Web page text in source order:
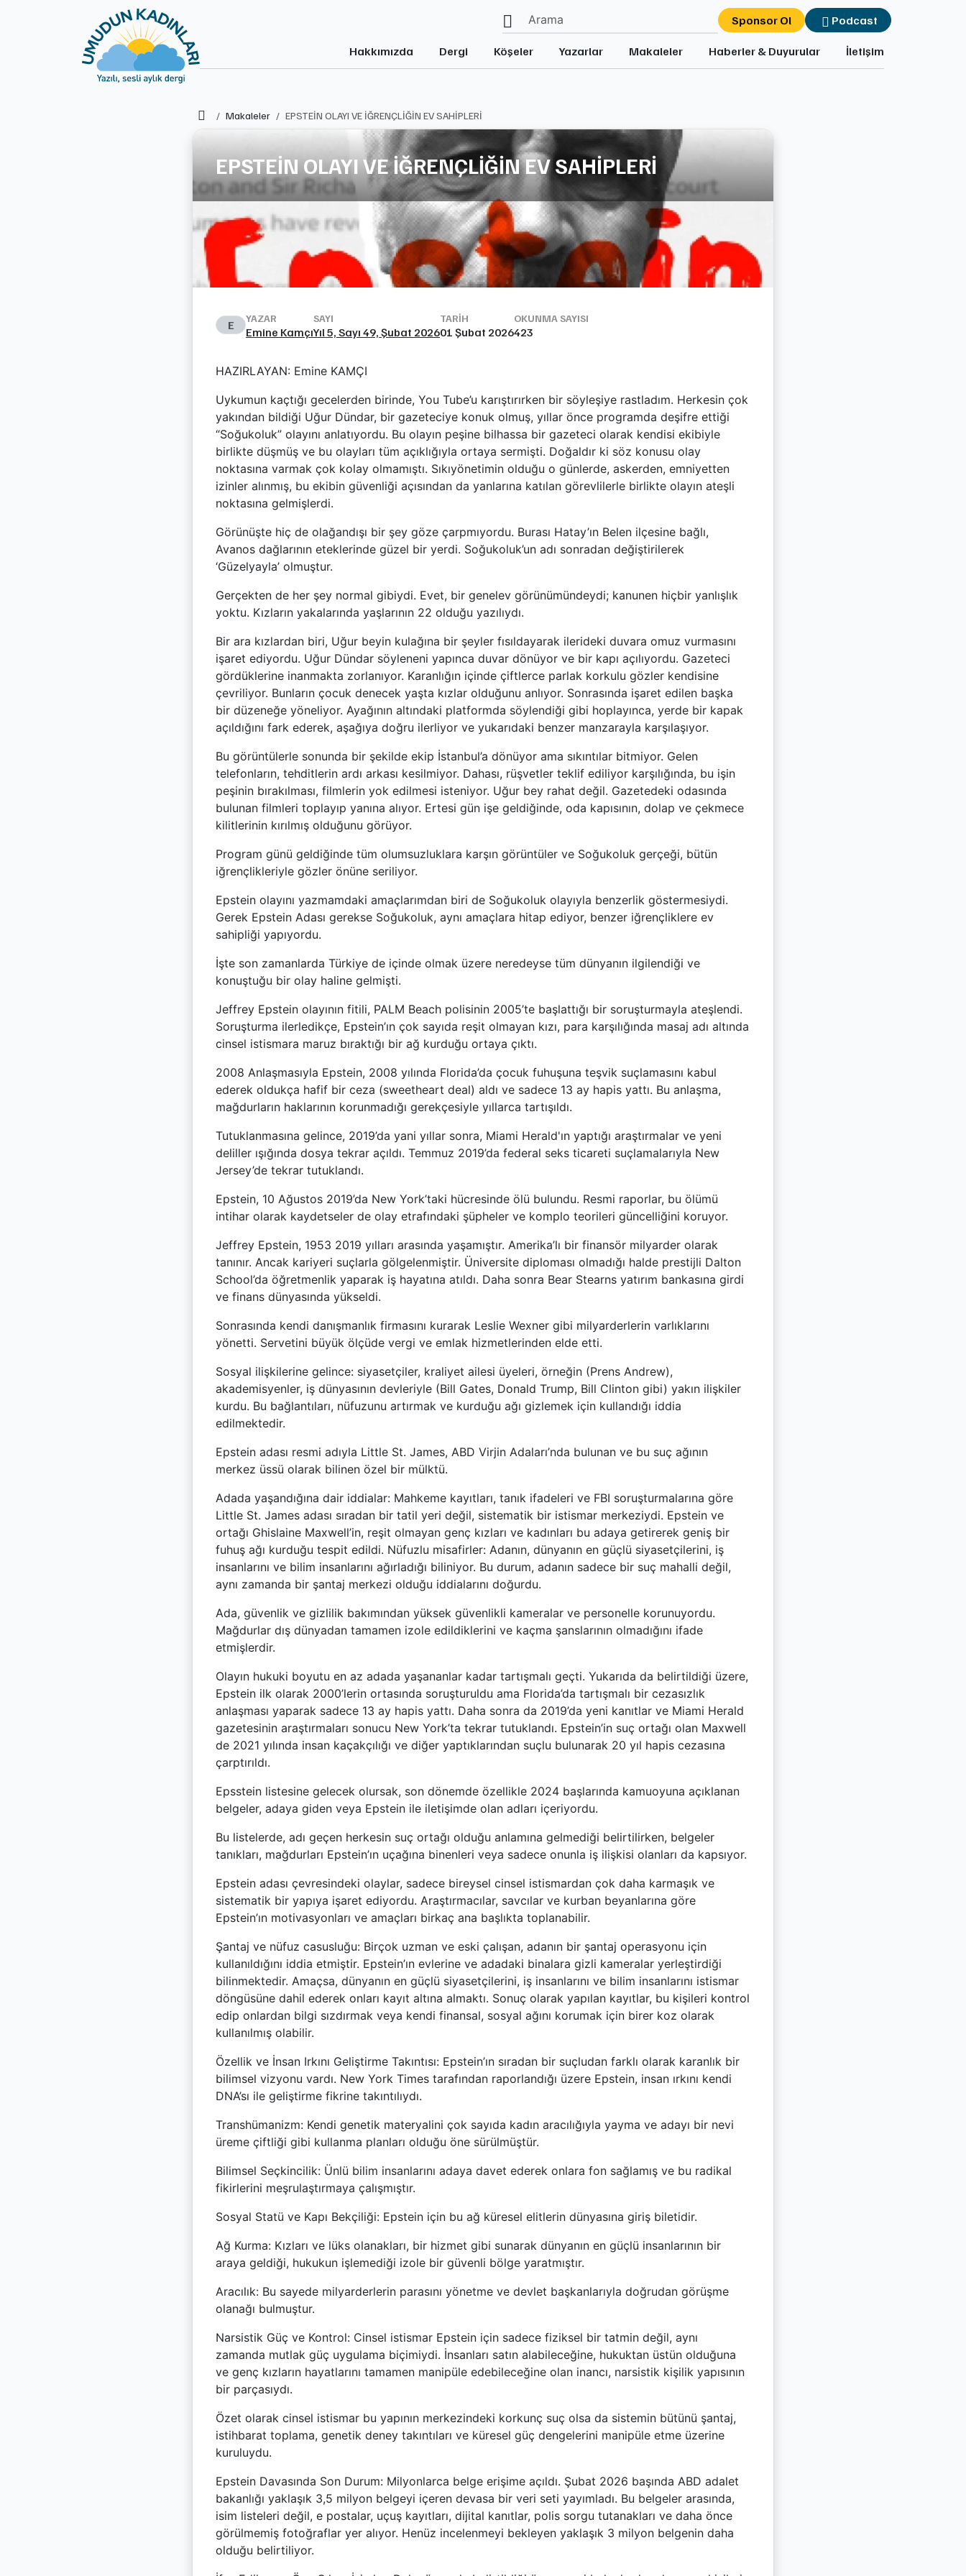
Sponsor Ol Podcast
Hakkımızda Dergi Köşeler Yazarlar Makaleler Haberler & Duyurular İletişim
Ana SayfaMakaleler EPSTEİN OLAYI VE İĞRENÇLİĞİN EV SAHİPLERİ
EPSTEİN OLAYI VE İĞRENÇLİĞİN EV SAHİPLERİ
E YAZAR
Emine Kamçı
SAYI
Yıl 5, Sayı 49, Şubat 2026
TARIH
01 Şubat 2026
OKUNMA SAYISI
423
HAZIRLAYAN: Emine KAMÇI
Uykumun kaçtığı gecelerden birinde, You Tube’u karıştırırken bir söyleşiye rastladım. Herkesin çok
yakından bildiği Uğur Dündar, bir gazeteciye konuk olmuş, yıllar önce programda deşifre ettiği
“Soğukoluk” olayını anlatıyordu. Bu olayın peşine bilhassa bir gazeteci olarak kendisi ekibiyle
birlikte düşmüş ve bu olayları tüm açıklığıyla ortaya sermişti. Doğaldır ki söz konusu olay
noktasına varmak çok kolay olmamıştı. Sıkıyönetimin olduğu o günlerde, askerden, emniyetten
izinler alınmış, bu ekibin güvenliği açısından da yanlarına katılan görevlilerle birlikte olayın ateşli
noktasına gelmişlerdi.
Görünüşte hiç de olağandışı bir şey göze çarpmıyordu. Burası Hatay’ın Belen ilçesine bağlı,
Avanos dağlarının eteklerinde güzel bir yerdi. Soğukoluk’un adı sonradan değiştirilerek
‘Güzelyayla’ olmuştur.
Gerçekten de her şey normal gibiydi. Evet, bir genelev görünümündeydi; kanunen hiçbir yanlışlık
yoktu. Kızların yakalarında yaşlarının 22 olduğu yazılıydı.
Bir ara kızlardan biri, Uğur beyin kulağına bir şeyler fısıldayarak ilerideki duvara omuz vurmasını
işaret ediyordu. Uğur Dündar söyleneni yapınca duvar dönüyor ve bir kapı açılıyordu. Gazeteci
gördüklerine inanmakta zorlanıyor. Karanlığın içinde çiftlerce parlak korkulu gözler kendisine
çevriliyor. Bunların çocuk denecek yaşta kızlar olduğunu anlıyor. Sonrasında işaret edilen başka
bir düzeneğe yöneliyor. Ayağının altındaki platformda söylendiği gibi hoplayınca, yerde bir kapak
açıldığını fark ederek, aşağıya doğru ilerliyor ve yukarıdaki benzer manzarayla karşılaşıyor.
Bu görüntülerle sonunda bir şekilde ekip İstanbul’a dönüyor ama sıkıntılar bitmiyor. Gelen
telefonların, tehditlerin ardı arkası kesilmiyor. Dahası, rüşvetler teklif ediliyor karşılığında, bu işin
peşinin bırakılması, filmlerin yok edilmesi isteniyor. Uğur bey rahat değil. Gazetedeki odasında
bulunan filmleri toplayıp yanına alıyor. Ertesi gün işe geldiğinde, oda kapısının, dolap ve çekmece
kilitlerinin kırılmış olduğunu görüyor.
Program günü geldiğinde tüm olumsuzluklara karşın görüntüler ve Soğukoluk gerçeği, bütün
iğrençlikleriyle gözler önüne seriliyor.
Epstein olayını yazmamdaki amaçlarımdan biri de Soğukoluk olayıyla benzerlik göstermesiydi.
Gerek Epstein Adası gerekse Soğukoluk, aynı amaçlara hitap ediyor, benzer iğrençliklere ev
sahipliği yapıyordu.
İşte son zamanlarda Türkiye de içinde olmak üzere neredeyse tüm dünyanın ilgilendiği ve
konuştuğu bir olay haline gelmişti.
Jeffrey Epstein olayının fitili, PALM Beach polisinin 2005’te başlattığı bir soruşturmayla ateşlendi.
Soruşturma ilerledikçe, Epstein’ın çok sayıda reşit olmayan kızı, para karşılığında masaj adı altında
cinsel istismara maruz bıraktığı bir ağ kurduğu ortaya çıktı.
2008 Anlaşmasıyla Epstein, 2008 yılında Florida’da çocuk fuhuşuna teşvik suçlamasını kabul
ederek oldukça hafif bir ceza (sweetheart deal) aldı ve sadece 13 ay hapis yattı. Bu anlaşma,
mağdurların haklarının korunmadığı gerekçesiyle yıllarca tartışıldı.
Tutuklanmasına gelince, 2019’da yani yıllar sonra, Miami Herald'ın yaptığı araştırmalar ve yeni
deliller ışığında dosya tekrar açıldı. Temmuz 2019’da federal seks ticareti suçlamalarıyla New
Jersey’de tekrar tutuklandı.
Epstein, 10 Ağustos 2019’da New York’taki hücresinde ölü bulundu. Resmi raporlar, bu ölümü
intihar olarak kaydetseler de olay etrafındaki şüpheler ve komplo teorileri güncelliğini koruyor.
Jeffrey Epstein, 1953 2019 yılları arasında yaşamıştır. Amerika’lı bir finansör milyarder olarak
tanınır. Ancak kariyeri suçlarla gölgelenmiştir. Üniversite diploması olmadığı halde prestijli Dalton
School’da öğretmenlik yaparak iş hayatına atıldı. Daha sonra Bear Stearns yatırım bankasına girdi
ve finans dünyasında yükseldi.
Sonrasında kendi danışmanlık firmasını kurarak Leslie Wexner gibi milyarderlerin varlıklarını
yönetti. Servetini büyük ölçüde vergi ve emlak hizmetlerinden elde etti.
Sosyal ilişkilerine gelince: siyasetçiler, kraliyet ailesi üyeleri, örneğin (Prens Andrew),
akademisyenler, iş dünyasının devleriyle (Bill Gates, Donald Trump, Bill Clinton gibi) yakın ilişkiler
kurdu. Bu bağlantıları, nüfuzunu artırmak ve kurduğu ağı gizlemek için kullandığı iddia
edilmektedir.
Epstein adası resmi adıyla Little St. James, ABD Virjin Adaları’nda bulunan ve bu suç ağının
merkez üssü olarak bilinen özel bir mülktü.
Adada yaşandığına dair iddialar: Mahkeme kayıtları, tanık ifadeleri ve FBI soruşturmalarına göre
Little St. James adası sıradan bir tatil yeri değil, sistematik bir istismar merkeziydi. Epstein ve
ortağı Ghislaine Maxwell’in, reşit olmayan genç kızları ve kadınları bu adaya getirerek geniş bir
fuhuş ağı kurduğu tespit edildi. Nüfuzlu misafirler: Adanın, dünyanın en güçlü siyasetçilerini, iş
insanlarını ve bilim insanlarını ağırladığı biliniyor. Bu durum, adanın sadece bir suç mahalli değil,
aynı zamanda bir şantaj merkezi olduğu iddialarını doğurdu.
Ada, güvenlik ve gizlilik bakımından yüksek güvenlikli kameralar ve personelle korunuyordu.
Mağdurlar dış dünyadan tamamen izole edildiklerini ve kaçma şanslarının olmadığını ifade
etmişlerdir.
Olayın hukuki boyutu en az adada yaşananlar kadar tartışmalı geçti. Yukarıda da belirtildiği üzere,
Epstein ilk olarak 2000’lerin ortasında soruşturuldu ama Florida’da tartışmalı bir cezasızlık
anlaşması yaparak sadece 13 ay hapis yattı. Daha sonra da 2019’da yeni kanıtlar ve Miami Herald
gazetesinin araştırmaları sonucu New York’ta tekrar tutuklandı. Epstein’in suç ortağı olan Maxwell
de 2021 yılında insan kaçakçılığı ve diğer yaptıklarından suçlu bulunarak 20 yıl hapis cezasına
çarptırıldı.
Epsstein listesine gelecek olursak, son dönemde özellikle 2024 başlarında kamuoyuna açıklanan
belgeler, adaya giden veya Epstein ile iletişimde olan adları içeriyordu.
Bu listelerde, adı geçen herkesin suç ortağı olduğu anlamına gelmediği belirtilirken, belgeler
tanıkları, mağdurları Epstein’ın uçağına binenleri veya sadece onunla iş ilişkisi olanları da kapsıyor.
Epstein adası çevresindeki olaylar, sadece bireysel cinsel istismardan çok daha karmaşık ve
sistematik bir yapıya işaret ediyordu. Araştırmacılar, savcılar ve kurban beyanlarına göre
Epstein’ın motivasyonları ve amaçları birkaç ana başlıkta toplanabilir.
Şantaj ve nüfuz casusluğu: Birçok uzman ve eski çalışan, adanın bir şantaj operasyonu için
kullanıldığını iddia etmiştir. Epstein’ın evlerine ve adadaki binalara gizli kameralar yerleştirdiği
bilinmektedir. Amaçsa, dünyanın en güçlü siyasetçilerini, iş insanlarını ve bilim insanlarını istismar
döngüsüne dahil ederek onları kayıt altına almaktı. Sonuç olarak yapılan kayıtlar, bu kişileri kontrol
edip onlardan bilgi sızdırmak veya kendi finansal, sosyal ağını korumak için birer koz olarak
kullanılmış olabilir.
Özellik ve İnsan Irkını Geliştirme Takıntısı: Epstein’ın sıradan bir suçludan farklı olarak karanlık bir
bilimsel vizyonu vardı. New York Times tarafından raporlandığı üzere Epstein, insan ırkını kendi
DNA’sı ile geliştirme fikrine takıntılıydı.
Transhümanizm: Kendi genetik materyalini çok sayıda kadın aracılığıyla yayma ve adayı bir nevi
üreme çiftliği gibi kullanma planları olduğu öne sürülmüştür.
Bilimsel Seçkincilik: Ünlü bilim insanlarını adaya davet ederek onlara fon sağlamış ve bu radikal
fikirlerini meşrulaştırmaya çalışmıştır.
Sosyal Statü ve Kapı Bekçiliği: Epstein için bu ağ küresel elitlerin dünyasına giriş biletidir.
Ağ Kurma: Kızları ve lüks olanakları, bir hizmet gibi sunarak dünyanın en güçlü insanlarının bir
araya geldiği, hukukun işlemediği izole bir güvenli bölge yaratmıştır.
Aracılık: Bu sayede milyarderlerin parasını yönetme ve devlet başkanlarıyla doğrudan görüşme
olanağı bulmuştur.
Narsistik Güç ve Kontrol: Cinsel istismar Epstein için sadece fiziksel bir tatmin değil, aynı
zamanda mutlak güç uygulama biçimiydi. İnsanları satın alabileceğine, hukuktan üstün olduğuna
ve genç kızların hayatlarını tamamen manipüle edebileceğine olan inancı, narsistik kişilik yapısının
bir parçasıydı.
Özet olarak cinsel istismar bu yapının merkezindeki korkunç suç olsa da sistemin bütünü şantaj,
istihbarat toplama, genetik deney takıntıları ve küresel güç dengelerini manipüle etme üzerine
kuruluydu.
Epstein Davasında Son Durum: Milyonlarca belge erişime açıldı. Şubat 2026 başında ABD adalet
bakanlığı yaklaşık 3,5 milyon belgeyi içeren devasa bir veri seti yayımladı. Bu belgeler arasında,
isim listeleri değil, e postalar, uçuş kayıtları, dijital kanıtlar, polis sorgu tutanakları ve daha önce
görülmemiş fotoğraflar yer alıyor. Henüz incelenmeyi bekleyen yaklaşık 3 milyon belgenin daha
olduğu belirtiliyor.